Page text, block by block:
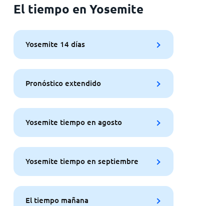
El tiempo en Yosemite
Yosemite 14 días
Pronóstico extendido
Yosemite tiempo en agosto
Yosemite tiempo en septiembre
El tiempo mañana